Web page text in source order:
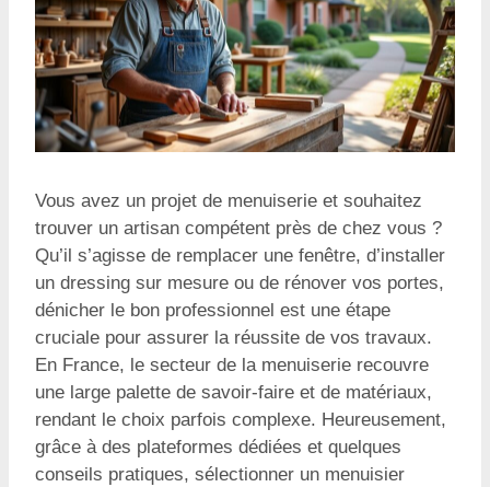
Vous avez un projet de menuiserie et souhaitez
trouver un artisan compétent près de chez vous ?
Qu’il s’agisse de remplacer une fenêtre, d’installer
un dressing sur mesure ou de rénover vos portes,
dénicher le bon professionnel est une étape
cruciale pour assurer la réussite de vos travaux.
En France, le secteur de la menuiserie recouvre
une large palette de savoir-faire et de matériaux,
rendant le choix parfois complexe. Heureusement,
grâce à des plateformes dédiées et quelques
conseils pratiques, sélectionner un menuisier